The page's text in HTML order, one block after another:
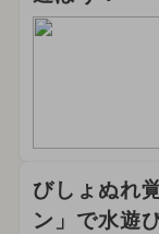
びしょぬれ
ン」で水遊